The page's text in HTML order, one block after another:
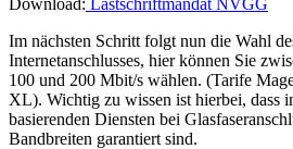
Im nächsten Schritt folgt nun die Wahl
Internetanschlusses, hier können Sie
100 und 200 Mbit/s wählen. (Tarife
XL). Wichtig zu wissen ist hierbei, dass
basierenden Diensten bei
Bandbreiten garantiert sind.